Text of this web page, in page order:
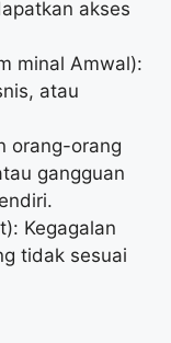
akses
minal Amwal):
atau
orang-orang
gangguan
Kegagalan
tidak sesuai